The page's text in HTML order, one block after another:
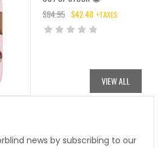
$84.95
ORIGINAL
$42.48
CURRENT
+TAXES
VIEW ALL
news by subscribing to our